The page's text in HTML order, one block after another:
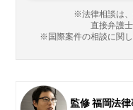
※法律相談は、
直接弁護
※国際案件の相談に関
監修 福岡法